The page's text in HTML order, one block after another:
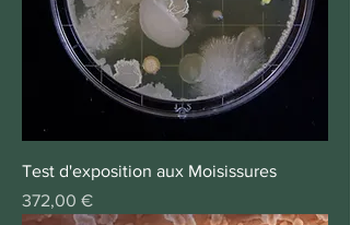
Test d'exposition aux Moisissures
Prix
372,00 €